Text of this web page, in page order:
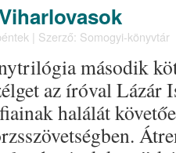
| Szerző: Somogyi-könyvtár
második
az íróval Lázár
halálát